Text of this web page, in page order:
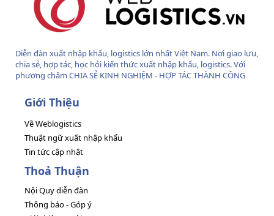
Diễn đàn xuất nhập khẩu, logistics lớn nhất Việt Nam. Nơi giao lưu,
chia sẻ, hợp tác, học hỏi kiến thức xuất nhập khẩu, logistics. Với
phương châm CHIA SẺ KINH NGHIỆM - HỢP TÁC THÀNH CÔNG
Giới Thiệu
Về Weblogistics
Thuật ngữ xuất nhập khẩu
Tin tức cập nhật
Thoả Thuận
Nội Quy diễn đàn
Thông báo - Góp ý